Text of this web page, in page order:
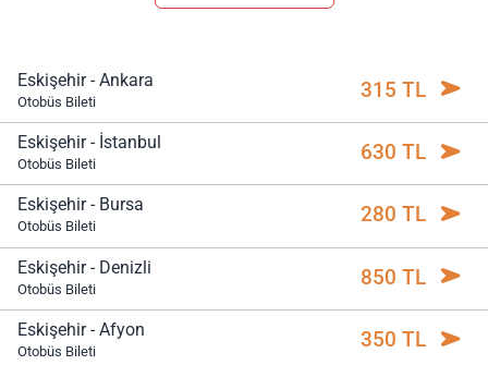
Eskişehir - Ankara
Otobüs Bileti 315 TL
Eskişehir - İstanbul
Otobüs Bileti 630 TL
Eskişehir - Bursa
Otobüs Bileti 280 TL
Eskişehir - Denizli
Otobüs Bileti 850 TL
Eskişehir - Afyon
Otobüs Bileti 350 TL